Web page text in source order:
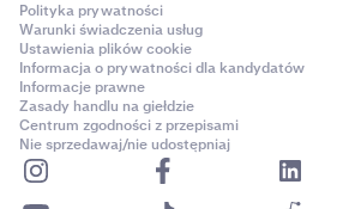
Polityka prywatności
Warunki świadczenia usług
Ustawienia plików cookie
Informacja o prywatności dla kandydatów
Informacje prawne
Zasady handlu na giełdzie
Centrum zgodności z przepisami
Nie sprzedawaj/nie udostępniaj